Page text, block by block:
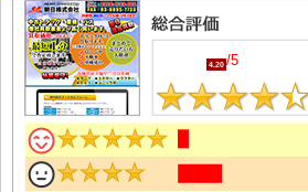
4.20 /5